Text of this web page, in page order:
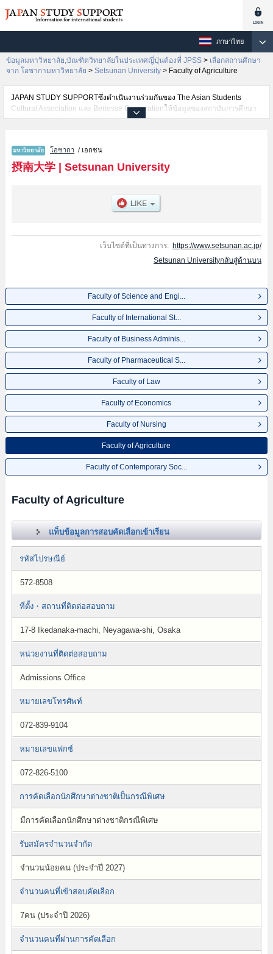
ภาษาไทย
ข้อมูลมหาวิทยาลัย,บัณฑิตวิทยาลัยในประเทศญี่ปุ่นต้องที่ JPSS > เลือกสถานศึกษา
จาก โอซากามหาวิทยาลัย > Setsunan University > Faculty of Agriculture
JAPAN STUDY SUPPORTซึ่งดำเนินงานร่วมกันของ The Asian Students
Cultural Association และ Benesse Corporationให้ข้อมูลของสถาบันการศึกษา
ระดับมหาวิทยาลัย・บัณฑิตวิทยาลัย・วิทยาลัยระดับอนุปริญญา・วิทยาลัย
ชาติเช่นข้อมูลของแต่ละคณะ,ข้อมูลการสอบคัดเลือกเข้าศึกษาเช่นจำนวนคนที่รับ
สมัครหรือจำนวนคนที่ผ่านการสอบคัดเลือกเป็นต้น,แนะนำสถานที่,การเดินทาง
เป็นต้นไว้ด้วยดังนั้นขอเชิญใช้บริการค้นหาข้อมูลตามอัธยาศัย
โอซากา / เอกชน
摂南大学| Setsunan University
เว็บไซต์ที่เป็นทางการ: https://www.setsunan.ac.jp/
Setsunan Universityกลับสู่ด้านบน
Faculty of Science and Engi...
Faculty of International St...
Faculty of Business Adminis...
Faculty of Pharmaceutical S...
Faculty of Law
Faculty of Economics
Faculty of Nursing
Faculty of Agriculture
Faculty of Contemporary Soc...
Faculty of Agriculture
แท็บข้อมูลการสอบคัดเลือกเข้าเรียน
รหัสไปรษณีย์
572-8508
ที่ตั้ง・สถานที่ติดต่อสอบถาม
17-8 Ikedanaka-machi, Neyagawa-shi, Osaka
หน่วยงานที่ติดต่อสอบถาม
Admissions Office
หมายเลขโทรศัพท์
072-839-9104
หมายเลขแฟกซ์
072-826-5100
การคัดเลือกนักศึกษาต่างชาติเป็นกรณีพิเศษ
มีการคัดเลือกนักศึกษาต่างชาติกรณีพิเศษ
รับสมัครจำนวนจำกัด
จำนวนน้อยคน (ประจำปี 2027)
จำนวนคนที่เข้าสอบคัดเลือก
7คน (ประจำปี 2026)
จำนวนคนที่ผ่านการคัดเลือก